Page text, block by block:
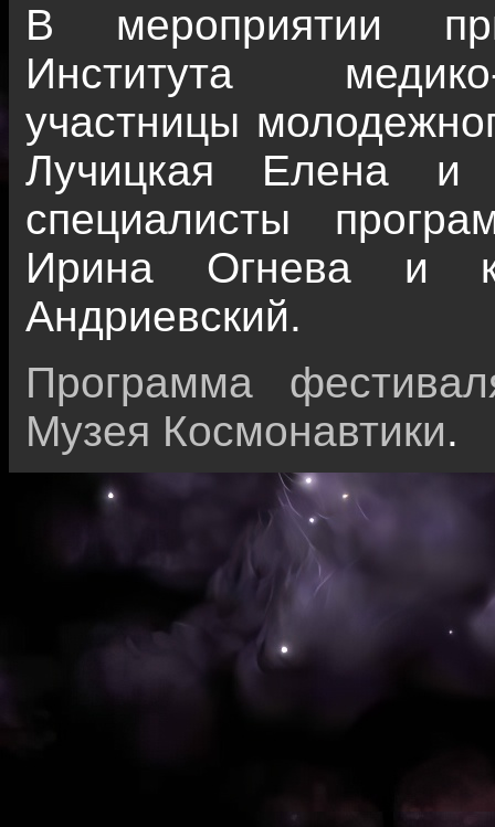
В мероприятии
Института
участницы
Лучицкая Елена и
специалисты
Ирина Огнева и
Андриевский.
Программа
Музея Космонавтики.